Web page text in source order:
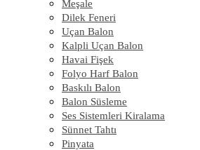
Meşale
Dilek Feneri
Uçan Balon
Kalpli Uçan Balon
Havai Fişek
Folyo Harf Balon
Baskılı Balon
Balon Süsleme
Ses Sistemleri Kiralama
Sünnet Tahtı
Pinyata